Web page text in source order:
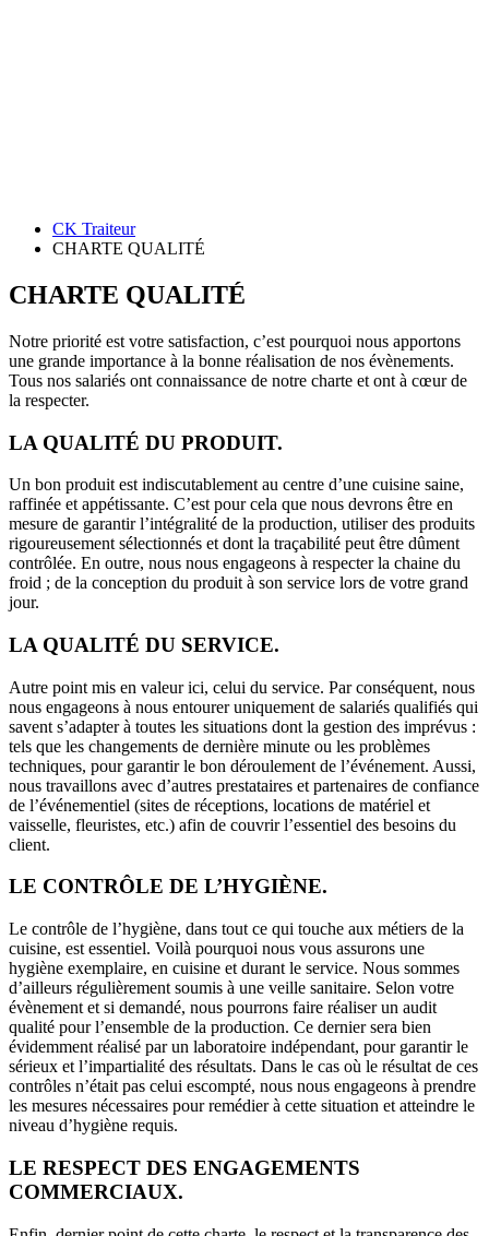
CK Traiteur
CHARTE QUALITÉ
CHARTE QUALITÉ
Notre priorité est votre satisfaction, c’est pourquoi nous apportons
une grande importance à la bonne réalisation de nos évènements.
Tous nos salariés ont connaissance de notre charte et ont à cœur de
la respecter.
LA QUALITÉ DU PRODUIT.
Un bon produit est indiscutablement au centre d’une cuisine saine,
raffinée et appétissante. C’est pour cela que nous devrons être en
mesure de garantir l’intégralité de la production, utiliser des produits
rigoureusement sélectionnés et dont la traçabilité peut être dûment
contrôlée. En outre, nous nous engageons à respecter la chaine du
froid ; de la conception du produit à son service lors de votre grand
jour.
LA QUALITÉ DU SERVICE.
Autre point mis en valeur ici, celui du service. Par conséquent, nous
nous engageons à nous entourer uniquement de salariés qualifiés qui
savent s’adapter à toutes les situations dont la gestion des imprévus :
tels que les changements de dernière minute ou les problèmes
techniques, pour garantir le bon déroulement de l’événement. Aussi,
nous travaillons avec d’autres prestataires et partenaires de confiance
de l’événementiel (sites de réceptions, locations de matériel et
vaisselle, fleuristes, etc.) afin de couvrir l’essentiel des besoins du
client.
LE CONTRÔLE DE L’HYGIÈNE.
Le contrôle de l’hygiène, dans tout ce qui touche aux métiers de la
cuisine, est essentiel. Voilà pourquoi nous vous assurons une
hygiène exemplaire, en cuisine et durant le service. Nous sommes
d’ailleurs régulièrement soumis à une veille sanitaire. Selon votre
évènement et si demandé, nous pourrons faire réaliser un audit
qualité pour l’ensemble de la production. Ce dernier sera bien
évidemment réalisé par un laboratoire indépendant, pour garantir le
sérieux et l’impartialité des résultats. Dans le cas où le résultat de ces
contrôles n’était pas celui escompté, nous nous engageons à prendre
les mesures nécessaires pour remédier à cette situation et atteindre le
niveau d’hygiène requis.
LE RESPECT DES ENGAGEMENTS
COMMERCIAUX.